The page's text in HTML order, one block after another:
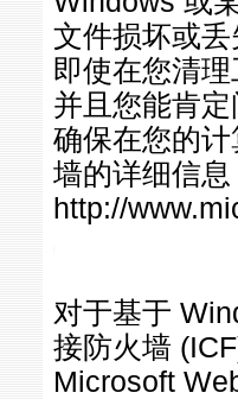
文件损坏或
即使在您清
并且您能肯
确保在您的
墙的详细信
http://
对于基于
接防火墙
Microsoft